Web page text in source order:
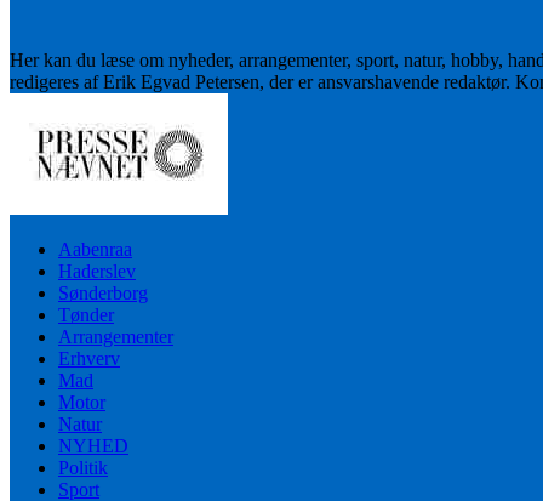
Her kan du læse om nyheder, arrangementer, sport, natur, hobby,
redigeres af Erik Egvad Petersen, der er ansvarshavende redaktør.
Aabenraa
Haderslev
Sønderborg
Tønder
Arrangementer
Erhverv
Mad
Motor
Natur
NYHED
Politik
Sport